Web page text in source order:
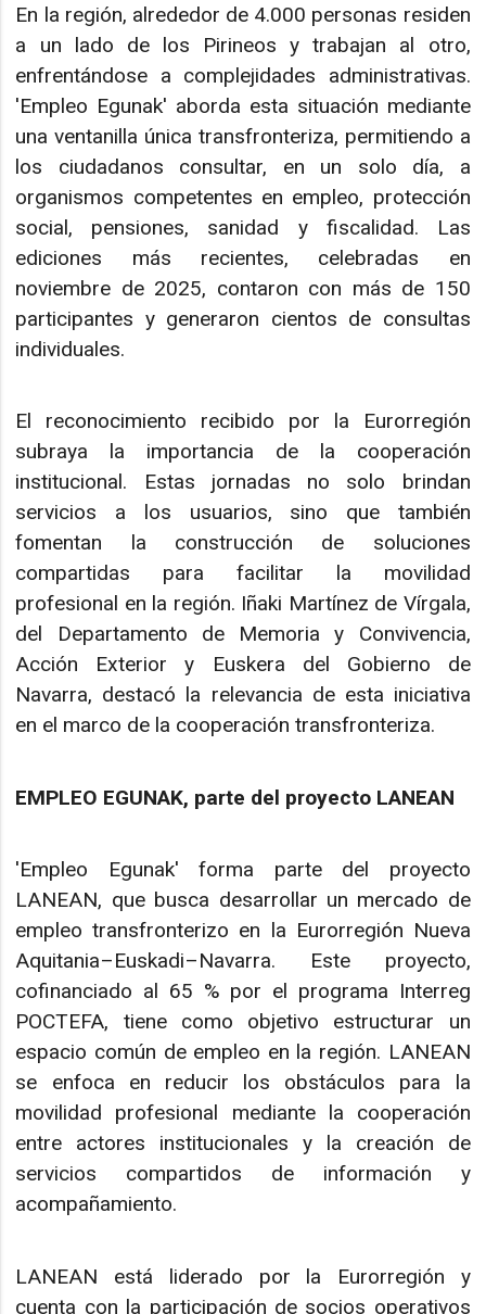
En la región, alrededor de 4.000 personas residen
a un lado de los Pirineos y trabajan al otro,
enfrentándose a complejidades administrativas.
'Empleo Egunak' aborda esta situación mediante
una ventanilla única transfronteriza, permitiendo a
los ciudadanos consultar, en un solo día, a
organismos competentes en empleo, protección
social, pensiones, sanidad y fiscalidad. Las
ediciones más recientes, celebradas en
noviembre de 2025, contaron con más de 150
participantes y generaron cientos de consultas
individuales.
El reconocimiento recibido por la Eurorregión
subraya la importancia de la cooperación
institucional. Estas jornadas no solo brindan
servicios a los usuarios, sino que también
fomentan la construcción de soluciones
compartidas para facilitar la movilidad
profesional en la región. Iñaki Martínez de Vírgala,
del Departamento de Memoria y Convivencia,
Acción Exterior y Euskera del Gobierno de
Navarra, destacó la relevancia de esta iniciativa
en el marco de la cooperación transfronteriza.
EMPLEO EGUNAK, parte del proyecto LANEAN
'Empleo Egunak' forma parte del proyecto
LANEAN, que busca desarrollar un mercado de
empleo transfronterizo en la Eurorregión Nueva
Aquitania–Euskadi–Navarra. Este proyecto,
cofinanciado al 65 % por el programa Interreg
POCTEFA, tiene como objetivo estructurar un
espacio común de empleo en la región. LANEAN
se enfoca en reducir los obstáculos para la
movilidad profesional mediante la cooperación
entre actores institucionales y la creación de
servicios compartidos de información y
acompañamiento.
LANEAN está liderado por la Eurorregión y
cuenta con la participación de socios operativos